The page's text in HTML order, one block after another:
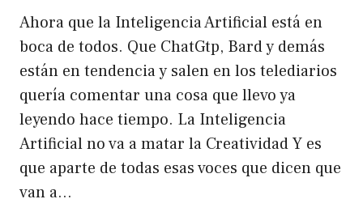
Ahora que la Inteligencia Artificial está en
boca de todos. Que ChatGtp, Bard y demás
están en tendencia y salen en los telediarios
quería comentar una cosa que llevo ya
leyendo hace tiempo. La Inteligencia
Artificial no va a matar la Creatividad Y es
que aparte de todas esas voces que dicen que
van a…